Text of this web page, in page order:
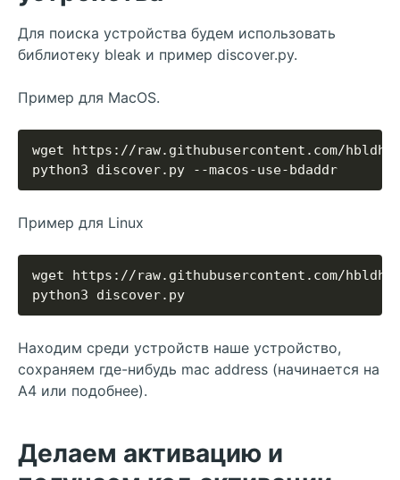
Для поиска устройства будем использовать
библиотеку bleak и пример discover.py.
Пример для MacOS.
Пример для Linux
Находим среди устройств наше устройство,
сохраняем где-нибудь mac address (начинается на
A4 или подобнее).
Делаем активацию и